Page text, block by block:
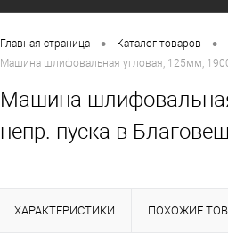
Главная страница • Каталог товаров •
Машина шлифовальная угловая, 125мм,
Машина шлифовальная
непр. пуска в
ХАРАКТЕРИСТИКИ ПОХОЖИЕ